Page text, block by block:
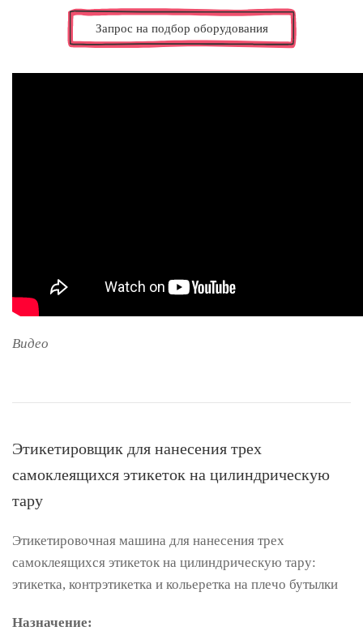
Запрос на подбор оборудования
Видео
Этикетировщик для нанесения трех
самоклеящихся этикеток на цилиндрическую
тару
Этикетировочная машина для нанесения трех
самоклеящихся этикеток на цилиндрическую тару:
этикетка, контрэтикетка и кольеретка на плечо бутылки
Назначение: